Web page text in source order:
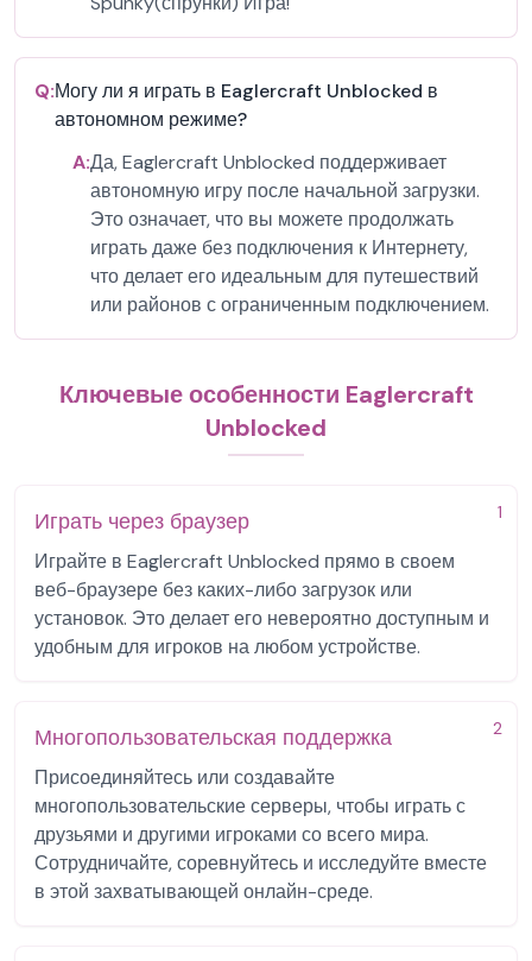
Q:Могу ли я играть в Eaglercraft Unblocked в
автономном режиме?
A:Да, Eaglercraft Unblocked поддерживает
автономную игру после начальной загрузки.
Это означает, что вы можете продолжать
играть даже без подключения к Интернету,
что делает его идеальным для путешествий
или районов с ограниченным подключением.
Ключевые особенности Eaglercraft
Unblocked
1
Играть через браузер
Играйте в Eaglercraft Unblocked прямо в своем
веб-браузере без каких-либо загрузок или
установок. Это делает его невероятно доступным и
удобным для игроков на любом устройстве.
2
Многопользовательская поддержка
Присоединяйтесь или создавайте
многопользовательские серверы, чтобы играть с
друзьями и другими игроками со всего мира.
Сотрудничайте, соревнуйтесь и исследуйте вместе
в этой захватывающей онлайн-среде.